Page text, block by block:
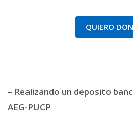
QUIERO
– Realizando un deposito
AEG-PUCP